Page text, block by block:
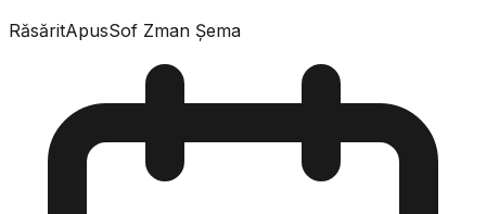
RăsăritApusSof Zman Șema